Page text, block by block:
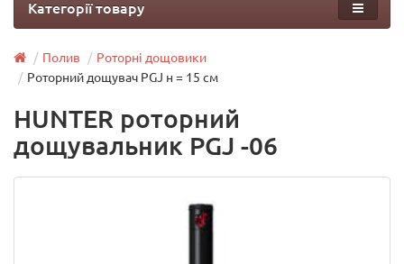
Категорії товару
Полив
Роторні дощовики
Роторний дощувач PGJ н = 15 см
HUNTER роторний
дощувальник PGJ -06